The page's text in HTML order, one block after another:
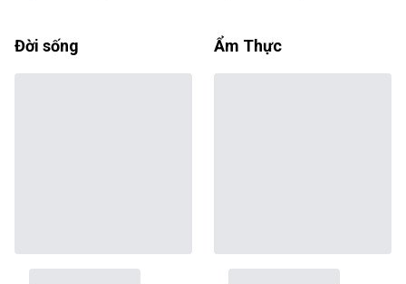
Đời sống Ẩm Thực